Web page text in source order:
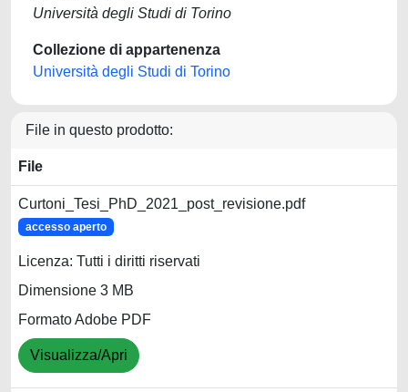
Università degli Studi di Torino
Collezione di appartenenza
Università degli Studi di Torino
File in questo prodotto:
File
Curtoni_Tesi_PhD_2021_post_revisione.pdf
accesso aperto
Licenza: Tutti i diritti riservati
Dimensione 3 MB
Formato Adobe PDF
Visualizza/Apri